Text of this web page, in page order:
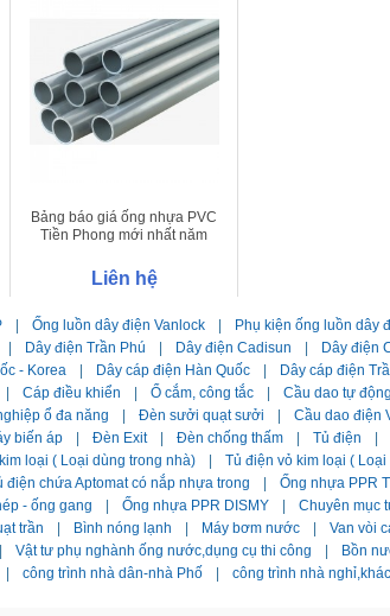
Bảng báo giá ống nhựa PVC
Tiền Phong mới nhất năm
Liên hệ
Ống luồn dây điện Vanlock
Phụ kiện ống luồn dây
Dây điện Trần Phú Dây điện Cadisun
Dây điện
- Korea Dây cáp điện Hàn Quốc
Dây cáp điện
Cáp điều khiển Ổ cắm, công tắc
Cầu dao tự
ổ đa năng Đèn sưởi quạt sưởi
Cầu dao điện
biến áp Đèn Exit Đèn chống thấm Tủ điện
loại ( Loại dùng trong nhà)
Tủ điện vỏ kim loại (
điện chứa Aptomat có nắp nhựa trong
Ống nhựa PPR
- ống gang Ống nhựa PPR DISMY
Chuyên mục
trần Bình nóng lạnh Máy bơm nước
Van vòi
Vật tư phụ nghành ống nước,dụng cụ thi công
Bồn
công trình nhà dân-nhà Phố
công trình nhà